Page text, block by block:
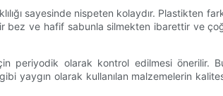
sayesinde nispeten kolaydır.
ve hafif sabunla silmekten ibarettir ve
periyodik olarak kontrol edilmesi
yaygın olarak kullanılan malzemelerin